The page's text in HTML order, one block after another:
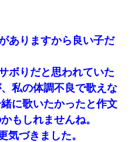
ありますから良い子だ
ボりだと思われていた
私の体調不良で歌えな
に歌いたかったと作文
もしれませんね。
気づきました。